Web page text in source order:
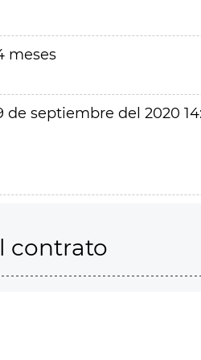
meses
de septiembre del 2020
contrato